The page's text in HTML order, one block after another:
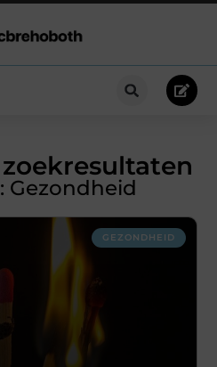
Gezondheid
GEZONDHEID